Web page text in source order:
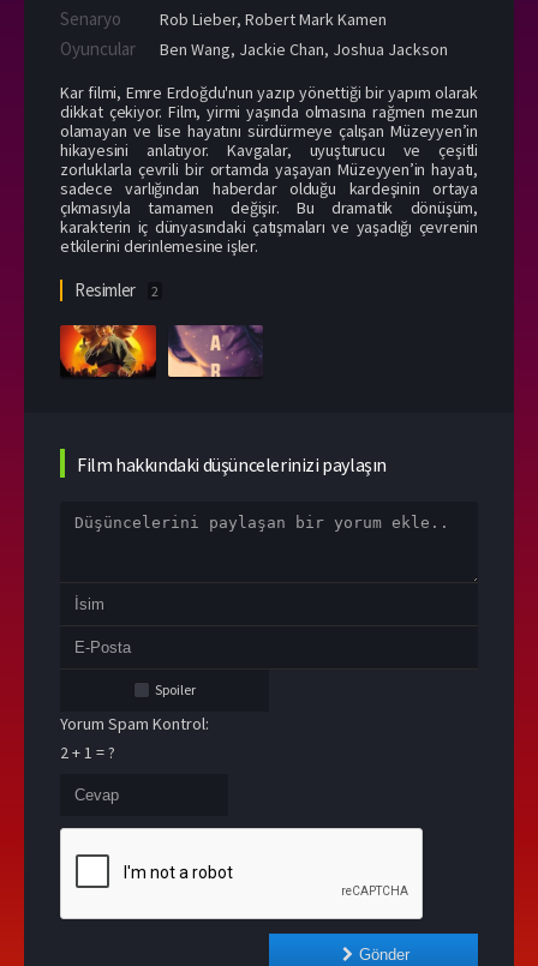
Senaryo Rob Lieber, Robert Mark Kamen
Oyuncular Ben Wang, Jackie Chan, Joshua Jackson
Kar filmi, Emre Erdoğdu'nun yazıp yönettiği bir yapım olarak
dikkat çekiyor. Film, yirmi yaşında olmasına rağmen mezun
olamayan ve lise hayatını sürdürmeye çalışan Müzeyyen’in
hikayesini anlatıyor. Kavgalar, uyuşturucu ve çeşitli
zorluklarla çevrili bir ortamda yaşayan Müzeyyen’in hayatı,
sadece varlığından haberdar olduğu kardeşinin ortaya
çıkmasıyla tamamen değişir. Bu dramatik dönüşüm,
karakterin iç dünyasındaki çatışmaları ve yaşadığı çevrenin
etkilerini derinlemesine işler.
Resimler 2
Film hakkındaki düşüncelerinizi paylaşın
Spoiler
Yorum Spam Kontrol:
2 + 1 = ?
Gönder